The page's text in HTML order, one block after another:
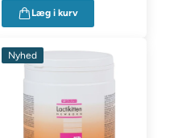
Læg i kurv
Nyhed